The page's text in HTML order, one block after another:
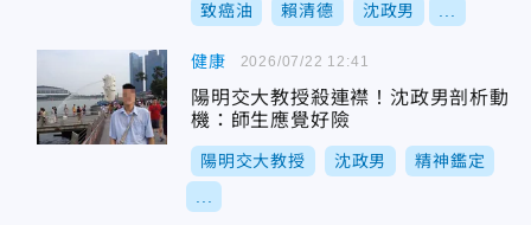
致癌油 賴清德 沈政男
健康
陽明交大教授殺連襟！沈政男剖析動
機：師生應覺好險
陽明交大教授 沈政男 精神鑑定
2026/07/22 12:41